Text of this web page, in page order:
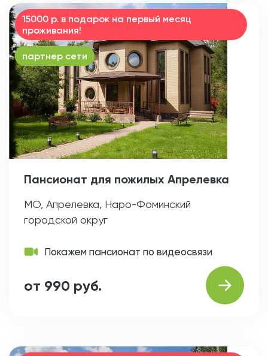
15000 р. в подарок на первый месяц
проживания!
партнер сети
Пансионат для пожилых Апрелевка
МО, Апрелевка, Наро-Фоминский
городской округ
Покажем пансионат по видеосвязи
от 990 руб.